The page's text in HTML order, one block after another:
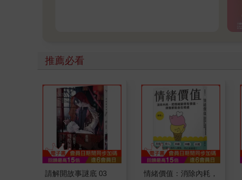
推薦必看
請解開故事謎底 03
情緒價值：消除內耗，